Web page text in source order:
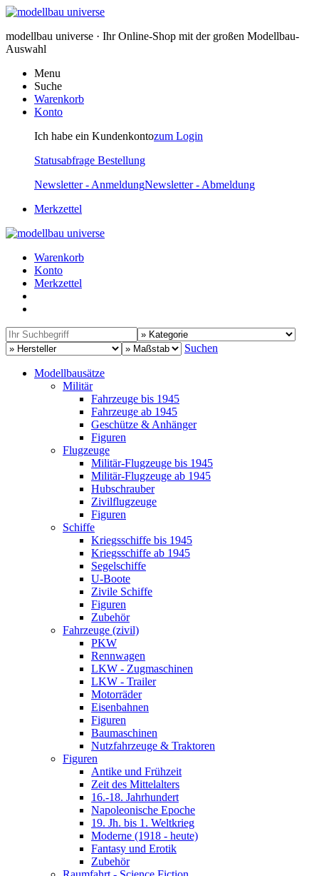
modellbau universe · Ihr Online-Shop mit der großen Modellbau-
Auswahl
Menu
Suche
Warenkorb
Konto
Ich habe ein Kundenkontozum Login
Statusabfrage Bestellung
Newsletter - AnmeldungNewsletter - Abmeldung
Merkzettel
Warenkorb
Konto
Merkzettel
Suchen
Modellbausätze
Militär
Fahrzeuge bis 1945
Fahrzeuge ab 1945
Geschütze & Anhänger
Figuren
Flugzeuge
Militär-Flugzeuge bis 1945
Militär-Flugzeuge ab 1945
Hubschrauber
Zivilflugzeuge
Figuren
Schiffe
Kriegsschiffe bis 1945
Kriegsschiffe ab 1945
Segelschiffe
U-Boote
Zivile Schiffe
Figuren
Zubehör
Fahrzeuge (zivil)
PKW
Rennwagen
LKW - Zugmaschinen
LKW - Trailer
Motorräder
Eisenbahnen
Figuren
Baumaschinen
Nutzfahrzeuge & Traktoren
Figuren
Antike und Frühzeit
Zeit des Mittelalters
16.-18. Jahrhundert
Napoleonische Epoche
19. Jh. bis 1. Weltkrieg
Moderne (1918 - heute)
Fantasy und Erotik
Zubehör